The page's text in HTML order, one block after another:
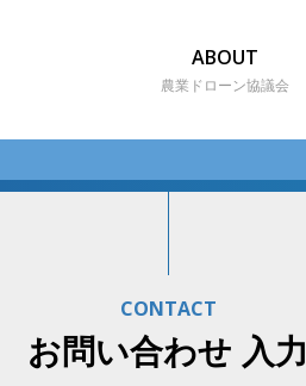
ABOUT
農業ドローン協議会
CONTACT
お問い合わせ 入力